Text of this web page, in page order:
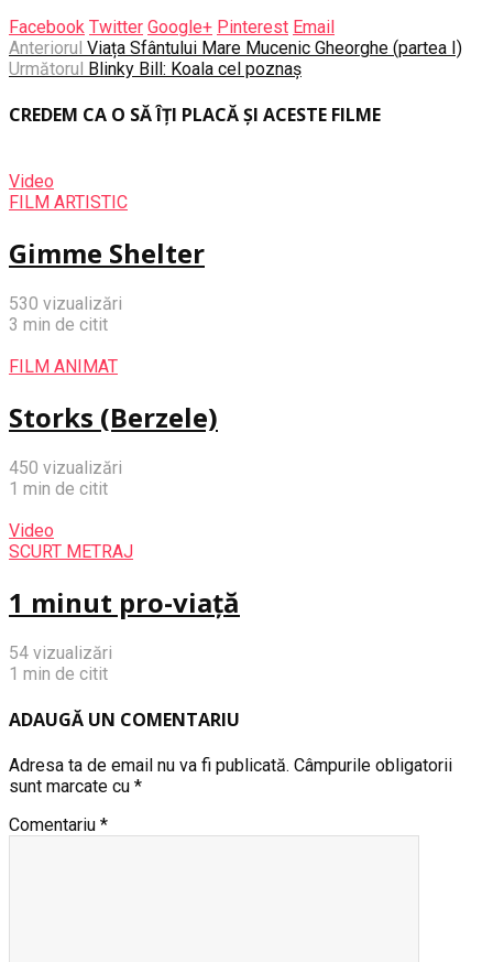
Facebook Twitter Google+ Pinterest Email
Anteriorul Viața Sfântului Mare Mucenic Gheorghe (partea I)
Următorul Blinky Bill: Koala cel poznaș
CREDEM CA O SĂ ÎȚI PLACĂ ȘI ACESTE FILME
Video
FILM ARTISTIC
Gimme Shelter
530 vizualizări
3 min de citit
FILM ANIMAT
Storks (Berzele)
450 vizualizări
1 min de citit
Video
SCURT METRAJ
1 minut pro-viață
54 vizualizări
1 min de citit
ADAUGĂ UN COMENTARIU
Adresa ta de email nu va fi publicată. Câmpurile obligatorii
sunt marcate cu *
Comentariu *